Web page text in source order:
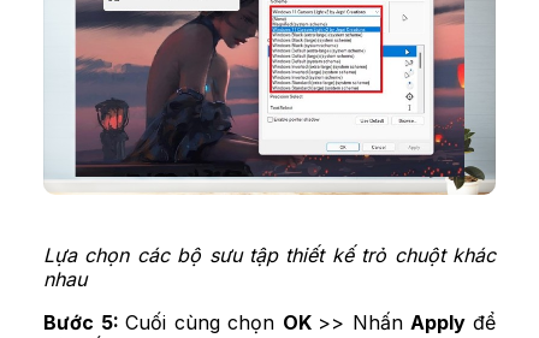
Lựa chọn các bộ sưu tập thiết kế trỏ chuột khác
nhau
Bước 5:Cuối cùng chọn OK >> Nhấn Applyđể